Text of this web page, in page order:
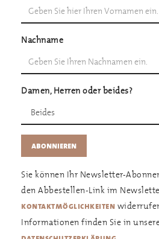
Nachname
Damen, Herren oder beides?
Sie können Ihr Newsletter-
den Abbestellen-Link im
kontaktmöglichkeiten
Informationen finden Sie in